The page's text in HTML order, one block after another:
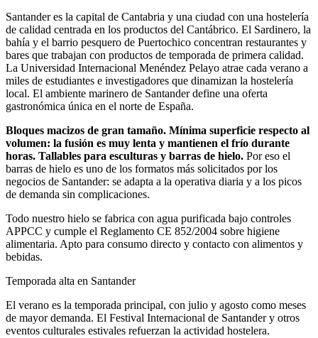
Santander es la capital de Cantabria y una ciudad con una hostelería
de calidad centrada en los productos del Cantábrico. El Sardinero, la
bahía y el barrio pesquero de Puertochico concentran restaurantes y
bares que trabajan con productos de temporada de primera calidad.
La Universidad Internacional Menéndez Pelayo atrae cada verano a
miles de estudiantes e investigadores que dinamizan la hostelería
local. El ambiente marinero de Santander define una oferta
gastronómica única en el norte de España.
Bloques macizos de gran tamaño. Mínima superficie respecto al
volumen: la fusión es muy lenta y mantienen el frío durante
horas. Tallables para esculturas y barras de hielo. Por eso el
barras de hielo es uno de los formatos más solicitados por los
negocios de Santander: se adapta a la operativa diaria y a los picos
de demanda sin complicaciones.
Todo nuestro hielo se fabrica con agua purificada bajo controles
APPCC y cumple el Reglamento CE 852/2004 sobre higiene
alimentaria. Apto para consumo directo y contacto con alimentos y
bebidas.
Temporada alta en Santander
El verano es la temporada principal, con julio y agosto como meses
de mayor demanda. El Festival Internacional de Santander y otros
eventos culturales estivales refuerzan la actividad hostelera.